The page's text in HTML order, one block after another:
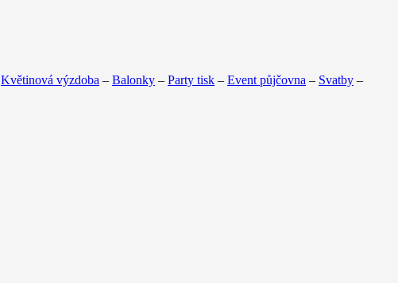
Květinová výzdoba – Balonky – Party tisk – Event půjčovna – Svatby –